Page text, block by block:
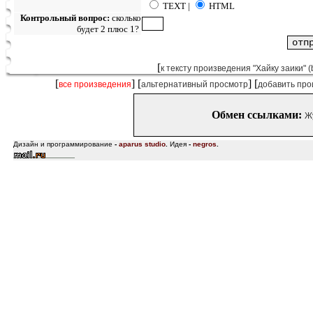
TEXT |
HTML
Контрольный вопрос: сколько
будет 2 плюс 1?
[к тексту произведения "Хайку заики"
[все произведения] [альтернативный просмотр] [добавить
Обмен ссылками:
Дизайн и программирование - aparus studio Идея - negros